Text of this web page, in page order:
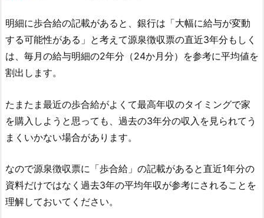
明細に歩合給の記載があると、銀行は「大幅に給与が変動
する可能性がある」と考えて源泉徴収票の直近3年分もしく
は、毎月の給与明細の2年分（24か月分）を参考に平均値を
割出します。
たまたま最近の歩合給がよくて最高年収のタイミングで家
を購入しようと思っても、過去の3年分の収入を見られてう
まくいかない場合があります。
なので源泉徴収票に「歩合給」の記載があると直近1年分の
資料だけではなく過去3年の平均年収が参考にされることを
理解しておいてください。